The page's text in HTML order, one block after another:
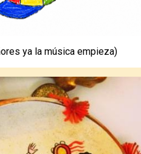
ya la música empieza)